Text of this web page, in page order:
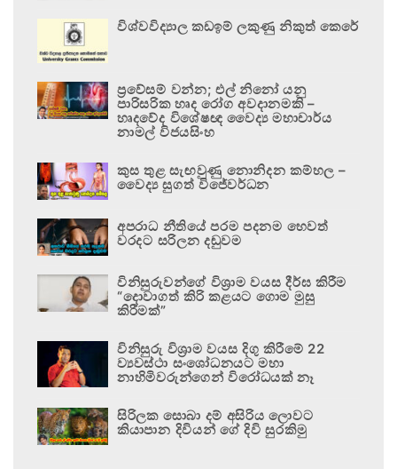
විශ්වවිද්‍යාල කඩඉම් ලකුණු නිකුත් කෙරේ
ප්‍රවේසම් වන්න; එල් නිනෝ යනු
පාරිසරික හෘද රෝග අවදානමකි –
හෘදවේද විශේෂඥ වෛද්‍ය මහාචාර්ය
නාමල් විජයසිංහ
කුස තුළ සැඟවුණු නොනිදන කම්හල –
වෛද්‍ය සුගත් විජේවර්ධන
අපරාධ නීතියේ පරම පදනම හෙවත්
වරදට සරිලන දඬුවම
විනිසුරුවන්ගේ විශ්‍රාම වයස දීර්ඝ කිරීම
“දොවාගත් කිරි කළයට ගොම මුසු
කිරීමක්”
විනිසුරු විශ්‍රාම වයස දිගු කිරීමේ 22
ව්‍යවස්ථා සංශෝධනයට මහා
නාහිමිවරුන්ගෙන් විරෝධයක් නෑ
සිරිලක සොබා දම් අසිරිය ලොවට
කියාපාන දිවියන් ගේ දිවි සුරකිමු